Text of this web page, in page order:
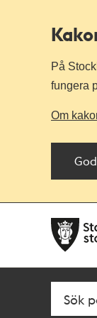
På
fungera
Om
navigationen
huvudinnehållet